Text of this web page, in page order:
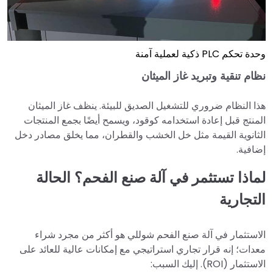
وحدة تحكم PLC ذكية لعملية آمنة
نظام تنقية وتبريد غاز الميثان
هذا النظام ضروري للتشغيل الصديق للبيئة. ينظف غاز الميثان
المنتج قبل إعادة استخدامه كوقود، ويسمح أيضًا بجمع المنتجات
الثانوية القيمة مثل خل الخشب والقطران، مما يخلق مصادر دخل
إضافية.
لماذا تستثمر في آلة صنع الفحم؟ الحالة
التجارية
الاستثمار في آلة صنع الفحم شوللي هو أكثر من مجرد شراء
معدات؛ إنه قرار تجاري استراتيجي مع إمكانات عالية للعائد على
الاستثمار (ROI). إليك السبب: